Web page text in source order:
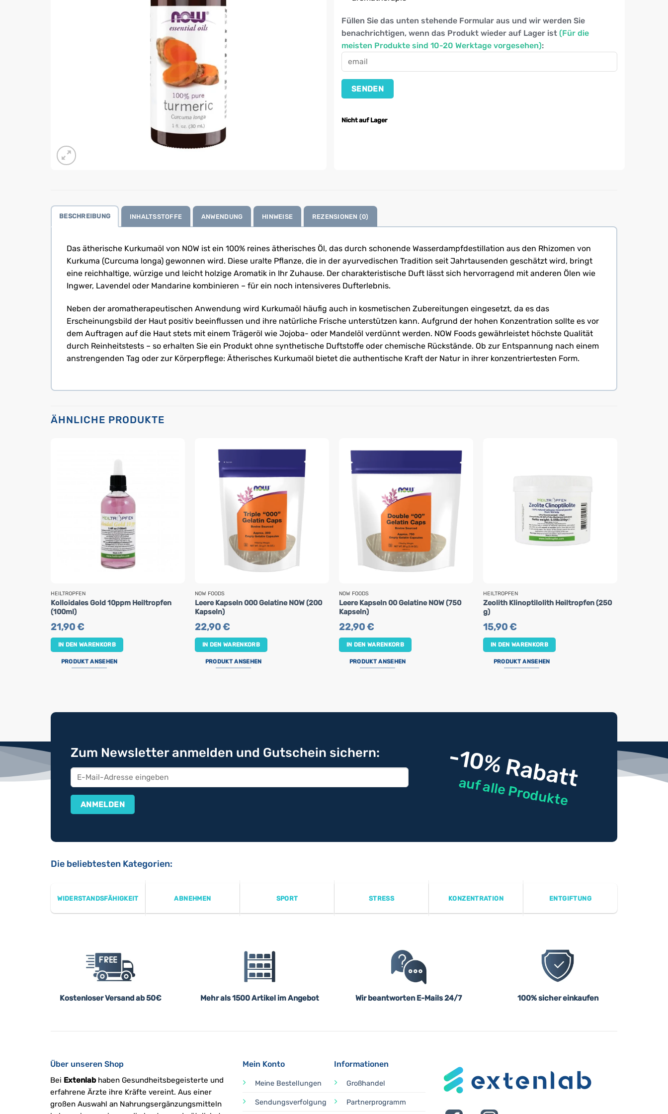
Füllen Sie das unten stehende Formular aus und wir werden Sie
benachrichtigen, wenn das Produkt wieder auf Lager ist (Für die
meisten Produkte sind 10-20 Werktage vorgesehen):
Nicht auf Lager
BESCHREIBUNG INHALTSSTOFFE ANWENDUNG HINWEISE REZENSIONEN (0)
Das ätherische Kurkumaöl von NOW ist ein 100% reines ätherisches Öl, das durch schonende Wasserdampfdestillation aus den Rhizomen von
Kurkuma (Curcuma longa) gewonnen wird. Diese uralte Pflanze, die in der ayurvedischen Tradition seit Jahrtausenden geschätzt wird, bringt
eine reichhaltige, würzige und leicht holzige Aromatik in Ihr Zuhause. Der charakteristische Duft lässt sich hervorragend mit anderen Ölen wie
Ingwer, Lavendel oder Mandarine kombinieren – für ein noch intensiveres Dufterlebnis.
Neben der aromatherapeutischen Anwendung wird Kurkumaöl häufig auch in kosmetischen Zubereitungen eingesetzt, da es das
Erscheinungsbild der Haut positiv beeinflussen und ihre natürliche Frische unterstützen kann. Aufgrund der hohen Konzentration sollte es vor
dem Auftragen auf die Haut stets mit einem Trägeröl wie Jojoba- oder Mandelöl verdünnt werden. NOW Foods gewährleistet höchste Qualität
durch Reinheitstests – so erhalten Sie ein Produkt ohne synthetische Duftstoffe oder chemische Rückstände. Ob zur Entspannung nach einem
anstrengenden Tag oder zur Körperpflege: Ätherisches Kurkumaöl bietet die authentische Kraft der Natur in ihrer konzentriertesten Form.
ÄHNLICHE PRODUKTE
HEILTROPFEN
Kolloidales Gold 10ppm Heiltropfen
(100ml)
21,90€
IN DEN WARENKORB
PRODUKT ANSEHEN
NOW FOODS
Leere Kapseln 000 Gelatine NOW (200
Kapseln)
22,90€
IN DEN WARENKORB
PRODUKT ANSEHEN
NOW FOODS
Leere Kapseln 00 Gelatine NOW (750
Kapseln)
22,90€
IN DEN WARENKORB
PRODUKT ANSEHEN
HEILTROPFEN
Zeolith Klinoptilolith Heiltropfen (250
g)
15,90€
IN DEN WARENKORB
PRODUKT ANSEHEN
Zum Newsletter anmelden und Gutschein sichern: -10% Rabatt
auf alle Produkte
Die beliebtesten Kategorien:
WIDERSTANDSFÄHIGKEIT ABNEHMEN SPORT STRESS KONZENTRATION ENTGIFTUNG
Kostenloser Versand ab 50€ Mehr als 1500 Artikel im Angebot Wir beantworten E-Mails 24/7 100% sicher einkaufen
Über unseren Shop
Bei Extenlabhaben Gesundheitsbegeisterte und
erfahrene Ärzte ihre Kräfte vereint. Aus einer
großen Auswahl an Nahrungsergänzungsmitteln
Mein Konto
Meine Bestellungen
Sendungsverfolgung
Informationen
Großhandel
Partnerprogramm